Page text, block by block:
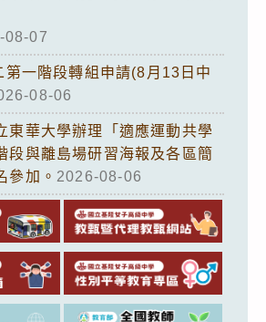
08-07
第一階段轉組申請(8月13日中
08-06
東華大學辦理「適應運動共學
段與離島場研習海報及各區簡
參加。 2026-08-06